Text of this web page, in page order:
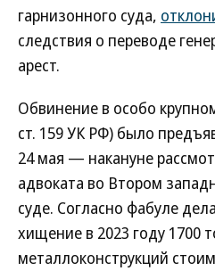
гарнизонного суда,
следствия о переводе
арест.
Обвинение в особо
ст. 159 УК РФ) было
24 мая — накануне
адвоката во Втором
суде. Согласно фабуле
хищение в 2023 году 1700
металлоконструкций